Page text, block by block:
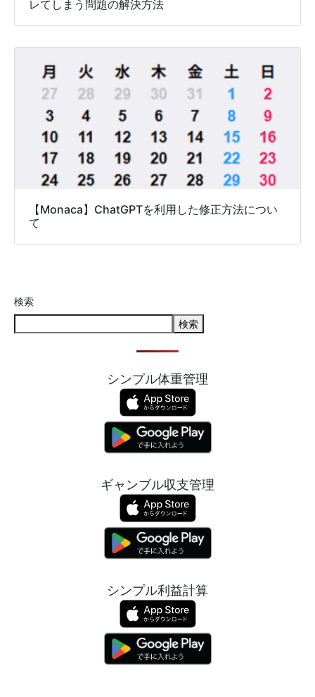
レてしまう問題の解決方法
【Monaca】ChatGPTを利用した修正方法につい
て
検索
検索
シンプル体重管理
ギャンブル収支管理
シンプル利益計算